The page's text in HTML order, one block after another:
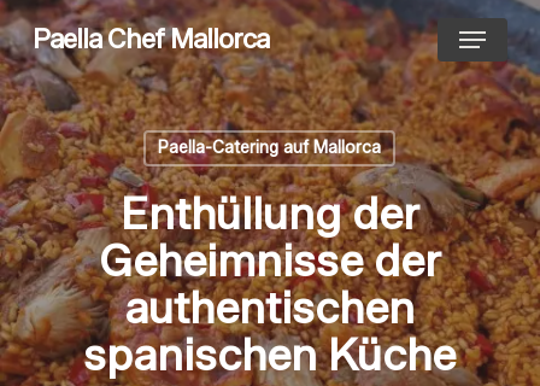
Skip
to
main
content
Paella Chef Mallorca Menu
Paella-Catering auf Mallorca
Enthüllung der
Geheimnisse der
authentischen
spanischen Küche